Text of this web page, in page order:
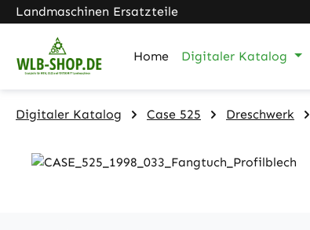
Hauptinhalt springen
Zur Suche springen
Zur Hauptnavigation springen
Landmaschinen Ersatzteile
Home Digitaler Katalog
Digitaler Katalog Case 525 Dreschwerk